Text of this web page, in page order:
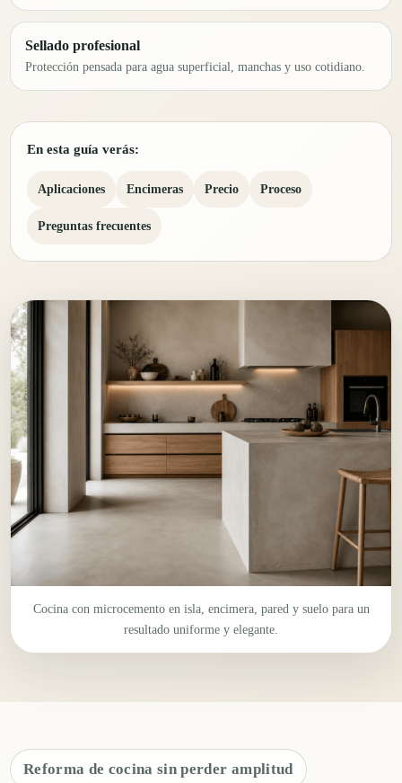
Sellado profesional
Protección pensada para agua superficial, manchas y uso cotidiano.
En esta guía verás:
Aplicaciones Encimeras Precio Proceso
Preguntas frecuentes
Cocina con microcemento en isla, encimera, pared y suelo para un
resultado uniforme y elegante.
Reforma de cocina sin perder amplitud